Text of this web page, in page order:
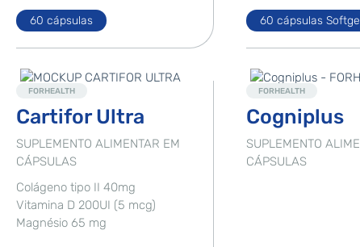
60 cápsulas 60 cápsulas
Destaque
FORHEALTH
Cartifor Ultra
SUPLEMENTO ALIMENTAR EM
CÁPSULAS
Colágeno tipo II 40mg
Vitamina D 200UI (5 mcg)
Magnésio 65 mg
Destaque
FORHEALTH
Cogniplus
SUPLEMENTO
CÁPSULAS